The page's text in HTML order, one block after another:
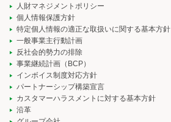
人財マネジメントポリシー
個人情報保護方針
特定個人情報の適正な取扱いに関する基本方針
一般事業主行動計画
反社会的勢力の排除
事業継続計画（BCP）
インボイス制度対応方針
パートナーシップ構築宣言
カスタマーハラスメントに対する基本方針
沿革